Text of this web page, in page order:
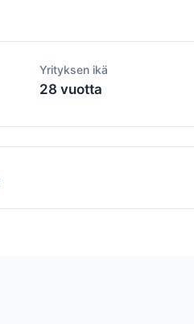
Yrityksen ikä
28 vuotta